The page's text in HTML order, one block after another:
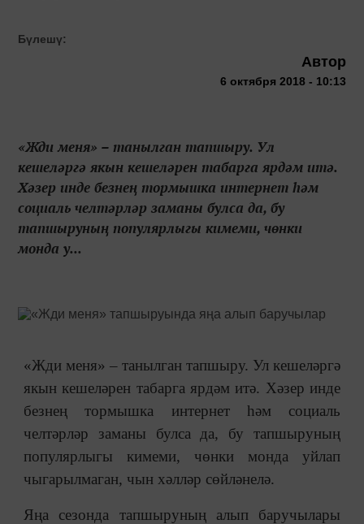
Бүлешү:
Автор
6 октября 2018 - 10:13
«Жди меня» – танылган тапшыру. Ул
кешеләргә якын кешеләрен табарга ярдәм итә.
Хәзер инде безнең тормышка интернет һәм
социаль челтәрләр заманы булса да, бу
тапшыруның популярлыгы кимеми, чөнки
монда у...
«Жди меня» – танылган тапшыру. Ул кешеләргә
якын кешеләрен табарга ярдәм итә. Хәзер инде
безнең тормышка интернет һәм социаль
челтәрләр заманы булса да, бу тапшыруның
популярлыгы кимеми, чөнки монда уйлап
чыгарылмаган, чын хәлләр сөйләнелә.
Яңа сезонда тапшыруның алып баручылары